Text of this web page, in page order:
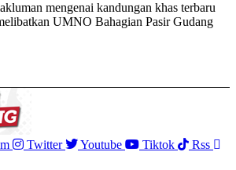
mengenai kandungan khas terbaru
UMNO Bahagian Pasir Gudang
Twitter Youtube Tiktok Rss